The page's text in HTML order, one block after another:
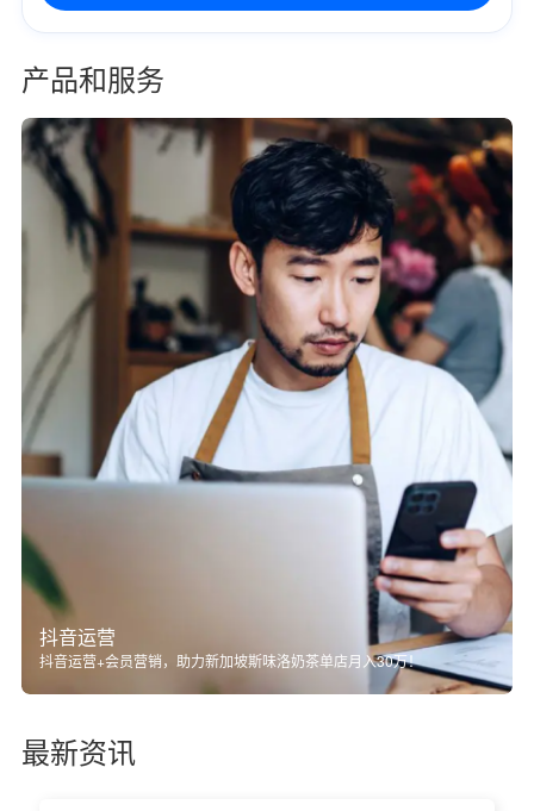
产品和服务
抖音运营
抖音运营+会员营销，助力新加坡斯味洛奶茶单店月入30万！
最新资讯